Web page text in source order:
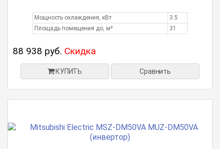
Мощность охлаждения, кВт
3.5
Площадь помещения до, м²
31
88 938 руб. Скидка
КУПИТЬ Сравнить